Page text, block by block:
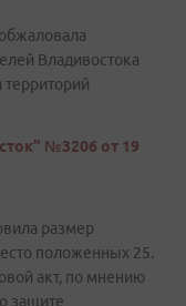
Владивостока
№3206 от 19
размер
положенных 25.
акт, по мнению
защите